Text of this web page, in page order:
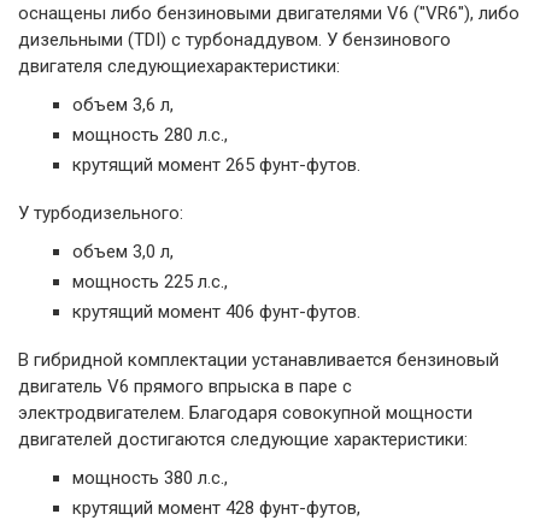
оснащены либо бензиновыми двигателями V6 ("VR6"), либо
дизельными (TDI) с турбонаддувом. У бензинового
двигателя следующиехарактеристики:
объем 3,6 л,
мощность 280 л.с.,
крутящий момент 265 фунт-футов.
У турбодизельного:
объем 3,0 л,
мощность 225 л.с.,
крутящий момент 406 фунт-футов.
В гибридной комплектации устанавливается бензиновый
двигатель V6 прямого впрыска в паре с
электродвигателем. Благодаря совокупной мощности
двигателей достигаются следующие характеристики:
мощность 380 л.с.,
крутящий момент 428 фунт-футов,